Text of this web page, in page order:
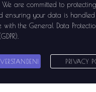
. We are committed to
ensuring your data is
with the General Data
PRIVACY